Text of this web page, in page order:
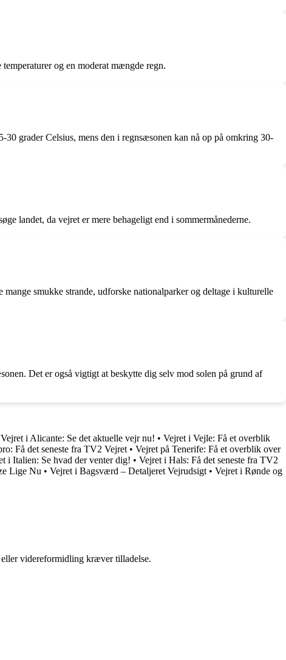
og en moderat mængde regn.
grader Celsius, mens den i regnsæsonen kan nå op på omkring 30-
landet, da vejret er mere behageligt end i sommermånederne.
smukke strande, udforske nationalparker og deltage i kulturelle
Det er også vigtigt at beskytte dig selv mod solen på grund af
Vejret i Alicante: Se det aktuelle vejr nu! • Vejret i Vejle: Få et overblik
Få det seneste fra TV2 Vejret • Vejret på Tenerife: Få et overblik over
i Italien: Se hvad der venter dig! • Vejret i Hals: Få det seneste fra TV2
Lige Nu • Vejret i Bagsværd – Detaljeret Vejrudsigt • Vejret i Rønde og
videreformidling kræver tilladelse.